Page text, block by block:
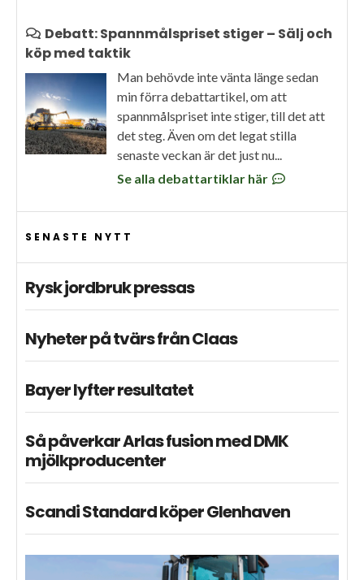
Debatt: Spannmålspriset stiger – Sälj och
köp med taktik
Man behövde inte vänta länge sedan
min förra debattartikel, om att
spannmålspriset inte stiger, till det att
det steg. Även om det legat stilla
senaste veckan är det just nu...
Se alla debattartiklar här
SENASTE NYTT
Rysk jordbruk pressas
Nyheter på tvärs från Claas
Bayer lyfter resultatet
Så påverkar Arlas fusion med DMK
mjölkproducenter
Scandi Standard köper Glenhaven